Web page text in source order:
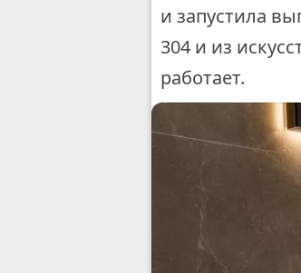
и запустила
304 и из
работает.